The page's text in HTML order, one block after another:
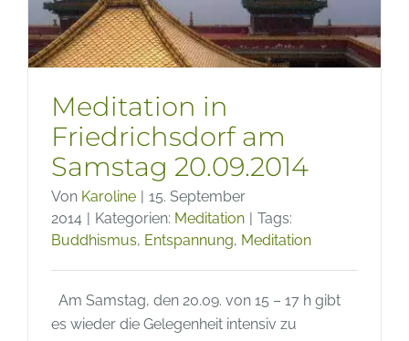
Meditation in
Friedrichsdorf am
Samstag 20.09.2014
Von Karoline | 15. September
2014 | Kategorien: Meditation | Tags:
Buddhismus, Entspannung, Meditation
Am Samstag, den 20.09. von 15 – 17 h gibt
es wieder die Gelegenheit intensiv zu